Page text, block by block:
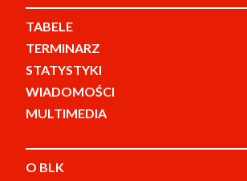
TABELE
TERMINARZ
STATYSTYKI
WIADOMOŚCI
MULTIMEDIA
O BLK